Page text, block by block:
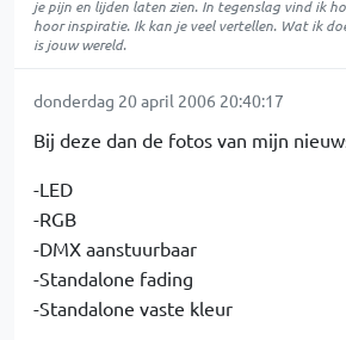
je pijn en lijden laten zien. In tegenslag vind ik
hoor inspiratie. Ik kan je veel vertellen. Wat ik
is jouw wereld.
donderdag 20 april 2006 20:40:17
Bij deze dan de fotos van mijn
-LED
-RGB
-DMX aanstuurbaar
-Standalone fading
-Standalone vaste kleur